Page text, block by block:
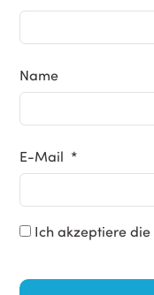
Name
E-Mail *
Ich akzeptiere die